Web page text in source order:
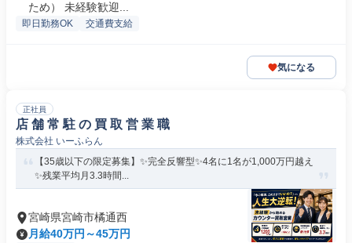
ため） 未経験歓迎...
即日勤務OK 交通費支給
気になる
正社員
店 舗 常 駐 の 買 取 営 業 職
株式会社 いーふらん
【35歳以下の限定募集】✨完全反響型✨4名に1名が1,000万円越え
✨残業平均月3.3時間...
宮崎県宮崎市橘通西
月給40万円～45万円